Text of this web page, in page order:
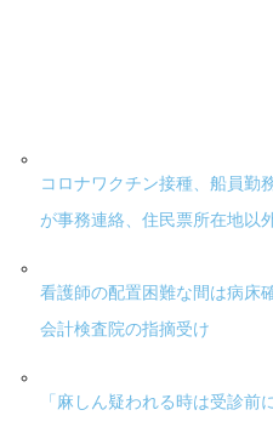
コロナワクチン接種、船員勤
が事務連絡、住民票所在地以
看護師の配置困難な間は病床
会計検査院の指摘受け
「麻しん疑われる時は受診